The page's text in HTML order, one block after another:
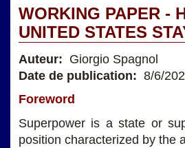
WORKING PAPER -
UNITED STATES
Auteur: Giorgio Spagnol
Date de publication: 8/6/
Foreword
Superpower is a state or
position characterized by the